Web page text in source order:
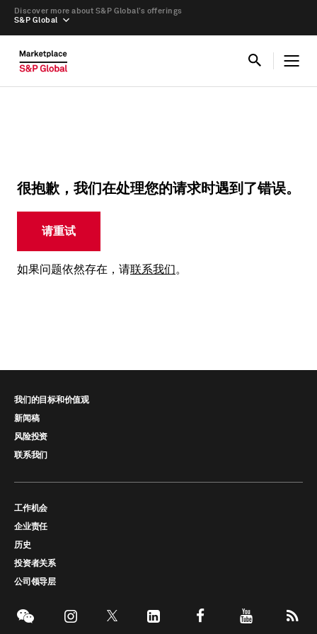
S&P Global
Discover more about S&P Global’s offerings
很抱歉，我们在处理您的请求时遇到了错误。
请重试
如果问题依然存在，请联系我们。
我们的目标和价值观
新闻稿
风险投资
联系我们
工作机会
企业责任
历史
投资者关系
公司领导层